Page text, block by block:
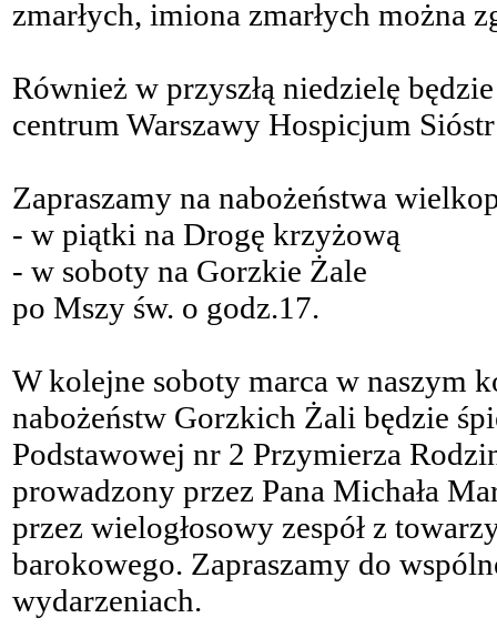
zmarłych, imiona zmarłych można
Również w przyszłą niedzielę
centrum Warszawy Hospicjum
Zapraszamy na nabożeństwa
- w piątki na Drogę krzyżową
- w soboty na Gorzkie Żale
po Mszy św. o godz.17.
W kolejne soboty marca w naszym
nabożeństw Gorzkich Żali będzie
Podstawowej nr 2 Przymierza
prowadzony przez Pana Michała
przez wielogłosowy zespół z
barokowego. Zapraszamy do
wydarzeniach.